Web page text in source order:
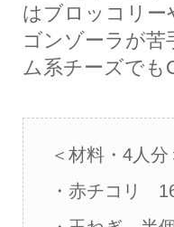
はブロッコリー
ゴンゾーラが苦
ム系チーズでも
＜材料・4人分
・赤チコリ